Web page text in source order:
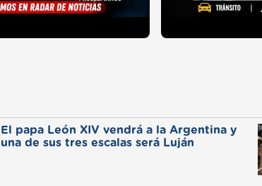
El papa León XIV vendrá a la Argentina y
una de sus tres escalas será Luján